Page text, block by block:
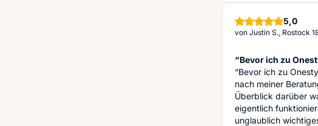
5,0
von Justin S., Rostock
“Bevor ich zu
“Bevor ich zu
nach meiner
Überblick darüber
eigentlich
unglaublich